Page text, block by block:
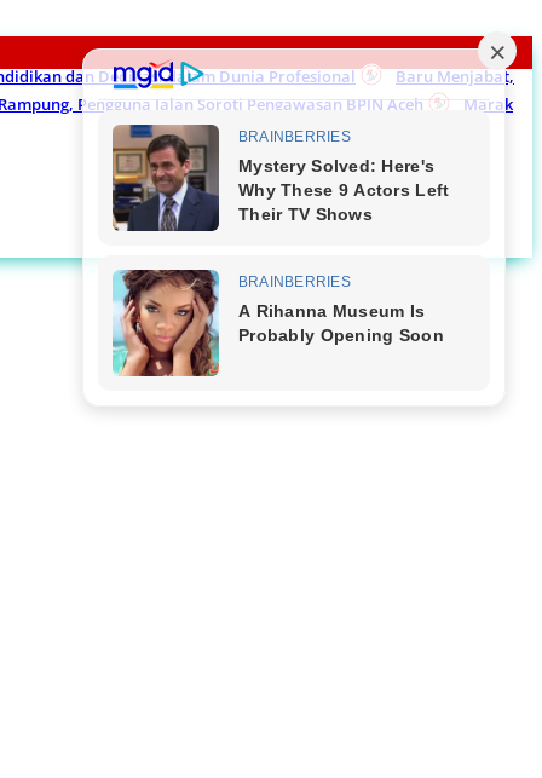
dan Dedikasi dalam Dunia Profesional
Baru Menjabat,
Pengguna Jalan Soroti Pengawasan BPJN Aceh
Marak